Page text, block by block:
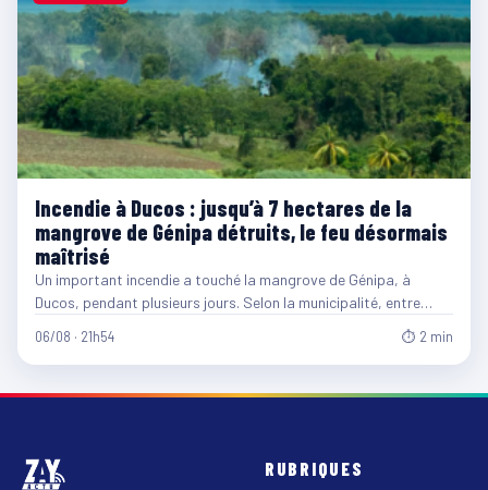
Incendie à Ducos : jusqu’à 7 hectares de la
mangrove de Génipa détruits, le feu désormais
maîtrisé
Un important incendie a touché la mangrove de Génipa, à
Ducos, pendant plusieurs jours. Selon la municipalité, entre…
06/08 · 21h54 ⏱ 2 min
RUBRIQUES